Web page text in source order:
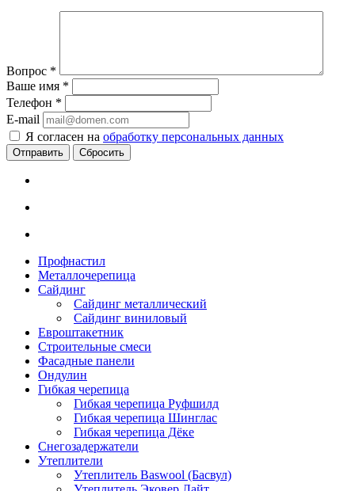
Вопрос *
Ваше имя *
Телефон *
E-mail
Я согласен на обработку персональных данных
Сбросить
Профнастил
Металлочерепица
Сайдинг
Сайдинг металлический
Сайдинг виниловый
Евроштакетник
Строительные смеси
Фасадные панели
Ондулин
Гибкая черепица
Гибкая черепица Руфшилд
Гибкая черепица Шинглас
Гибкая черепица Дёке
Снегозадержатели
Утеплители
Утеплитель Baswool (Басвул)